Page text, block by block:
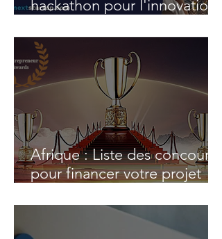
hackathon pour l'innovation
Francophone
Afrique : Liste des concours
pour financer votre projet